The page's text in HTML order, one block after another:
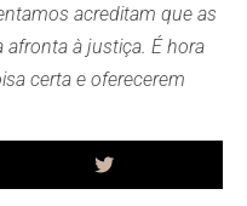
acreditam que as
afronta à justiça. É hora
certa e oferecerem